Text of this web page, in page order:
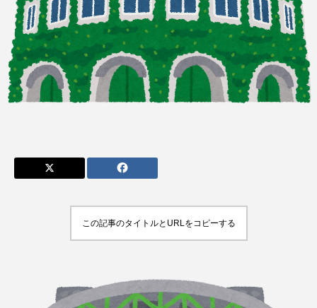
admin
2026.04.10
admin
2026.07.17
この記事のタイトルとURLをコピーする